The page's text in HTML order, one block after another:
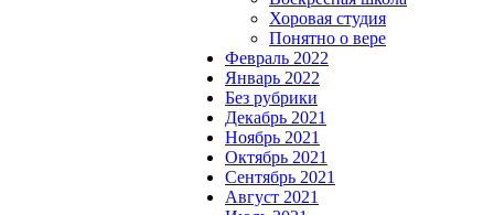
Хоровая студия
Понятно о вере
Февраль 2022
Январь 2022
Без рубрики
Декабрь 2021
Ноябрь 2021
Октябрь 2021
Сентябрь 2021
Август 2021